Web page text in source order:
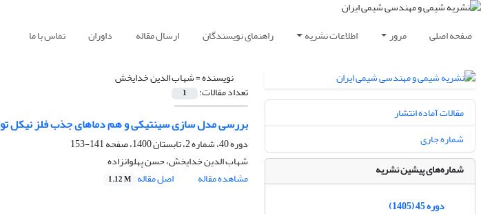
صفحه اصلی مرور اطلاعات نشریه راهنمای نویسندگان ارسال مقاله داوران تماس با ما
نویسنده =شهاب الدین خدایخش
تعداد مقالات: 1
بررسی مدل سازی سینتیکی و هم دما‌های جذب فلز نیکل
دوره 40، شماره 2، تابستان 1400، صفحه
141-153
شهاب الدین خدایخش، حسن پهلوانزاده
مشاهده مقاله
اصل مقاله 1.12 M
مقالات آماده انتشار
شماره جاری
شماره‌های پیشین نشریه
دوره 45 (1405)